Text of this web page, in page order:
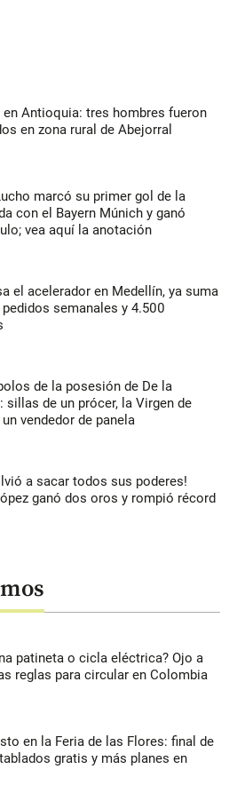
en Antioquia: tres hombres fueron
en zona rural de Abejorral
marcó su primer gol de la
con el Bayern Múnich y ganó
vea aquí la anotación
el acelerador en Medellín, ya suma
semanales y 4.500
de la posesión de De la
sillas de un prócer, la Virgen de
vendedor de panela
a sacar todos sus poderes!
ganó dos oros y rompió récord
patineta o cicla eléctrica? Ojo a
reglas para circular en Colombia
en la Feria de las Flores: final de
gratis y más planes en